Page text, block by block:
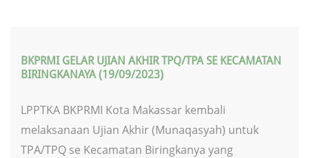
BKPRMI GELAR UJIAN AKHIR TPQ/TPA SE KECAMATAN
BIRINGKANAYA (19/09/2023)
LPPTKA BKPRMI Kota Makassar kembali
melaksanaan Ujian Akhir (Munaqasyah) untuk
TPA/TPQ se Kecamatan Biringkanya yang